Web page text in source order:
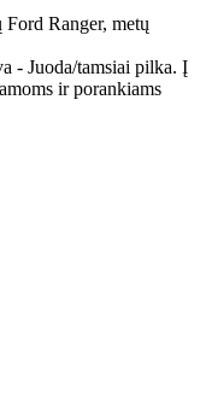
Ranger, metų
- Juoda/tamsiai pilka. Į
ir porankiams